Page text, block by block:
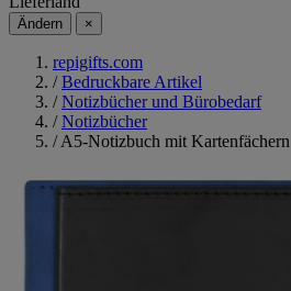
Ändern ×
repigifts.com
/ Bedruckbare Artikel
/ Notizbücher und Bürobedarf
/ Notizbücher
/A5-Notizbuch mit Kartenfächern